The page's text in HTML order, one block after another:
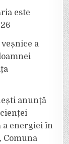
este
a
anunță
a energiei în
Comuna